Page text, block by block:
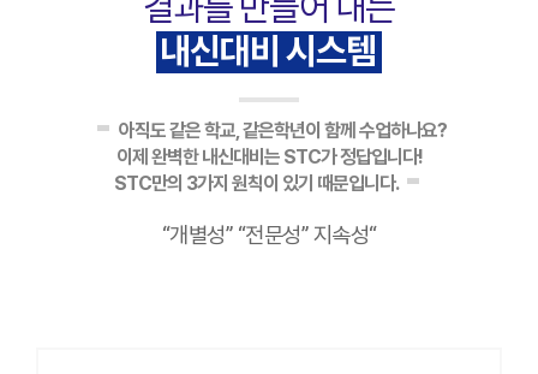
결과를 만들어 내는
내신대비 시스템
아직도 같은 학교, 같은학년이 함께 수업하나요?
이제 완벽한 내신대비는 STC가 정답입니다!
STC만의 3가지 원칙이 있기 때문입니다.
“개별성” “전문성” 지속성“